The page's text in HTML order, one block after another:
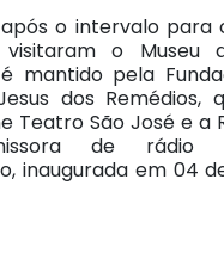
o intervalo para
visitaram o Museu
mantido pela
dos Remédios,
Teatro São José e a
de rádio
inaugurada em 04